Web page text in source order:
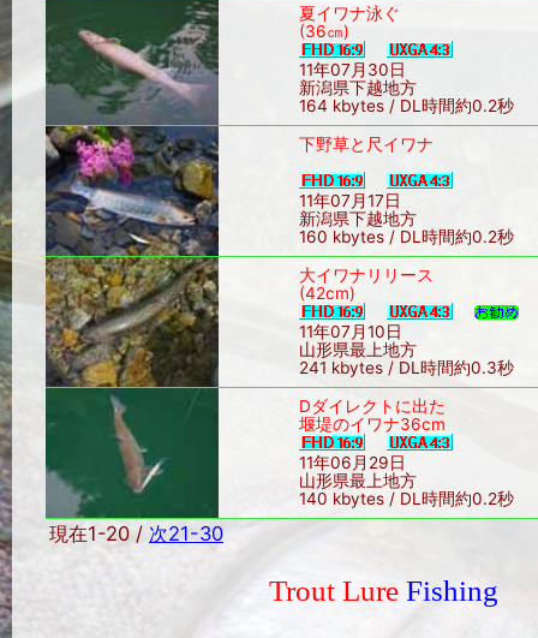
夏イワナ泳ぐ
(36㎝)
11年07月30日
新潟県下越地方
164 kbytes / DL時間約0.2秒
下野草と尺イワナ
11年07月17日
新潟県下越地方
160 kbytes / DL時間約0.2秒
大イワナリリース
(42cm)
11年07月10日
山形県最上地方
241 kbytes / DL時間約0.3秒
Dダイレクトに出た
堰堤のイワナ36cm
11年06月29日
山形県最上地方
140 kbytes / DL時間約0.2秒
現在1-20 / 次21-30
Trout Lure Fishing